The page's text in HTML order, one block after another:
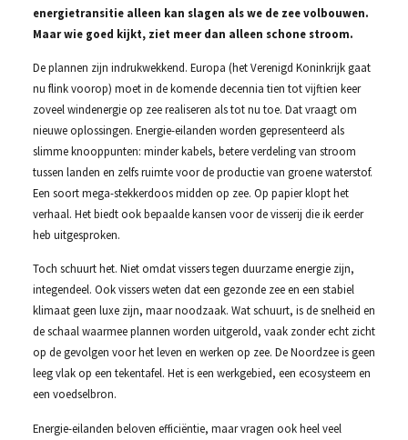
energietransitie alleen kan slagen als we de zee volbouwen.
Maar wie goed kijkt, ziet meer dan alleen schone stroom.
De plannen zijn indrukwekkend. Europa (het Verenigd Koninkrijk gaat
nu flink voorop) moet in de komende decennia tien tot vijftien keer
zoveel windenergie op zee realiseren als tot nu toe. Dat vraagt om
nieuwe oplossingen. Energie-eilanden worden gepresenteerd als
slimme knooppunten: minder kabels, betere verdeling van stroom
tussen landen en zelfs ruimte voor de productie van groene waterstof.
Een soort mega-stekkerdoos midden op zee. Op papier klopt het
verhaal. Het biedt ook bepaalde kansen voor de visserij die ik eerder
heb uitgesproken.
Toch schuurt het. Niet omdat vissers tegen duurzame energie zijn,
integendeel. Ook vissers weten dat een gezonde zee en een stabiel
klimaat geen luxe zijn, maar noodzaak. Wat schuurt, is de snelheid en
de schaal waarmee plannen worden uitgerold, vaak zonder echt zicht
op de gevolgen voor het leven en werken op zee. De Noordzee is geen
leeg vlak op een tekentafel. Het is een werkgebied, een ecosysteem en
een voedselbron.
Energie-eilanden beloven efficiëntie, maar vragen ook heel veel